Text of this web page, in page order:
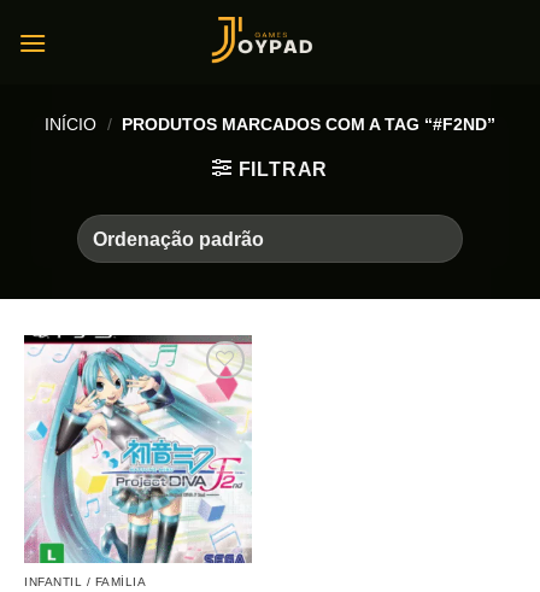
INÍCIO / PRODUTOS MARCADOS COM A TAG “#F2ND”
FILTRAR
INFANTIL / FAMÍLIA